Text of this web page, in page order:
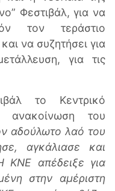
Φεστιβάλ, για να
τον τεράστιο
να συζητήσει για
για τις
το Κεντρικό
του
αδούλωτο λαό του
αγκάλιασε και
ΚΝΕ απέδειξε για
στην αμέριστη